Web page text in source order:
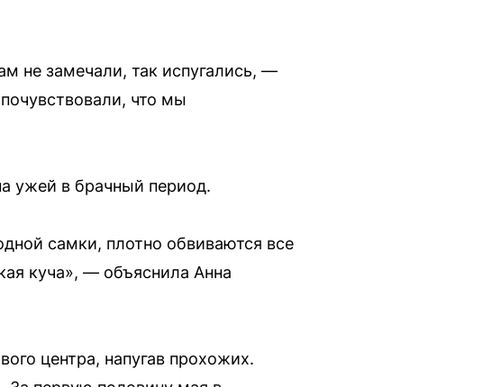
не замечали, так испугались, —
что мы
ужей в брачный период.
самки, плотно обвиваются все
куча», — объяснила Анна
центра, напугав прохожих.